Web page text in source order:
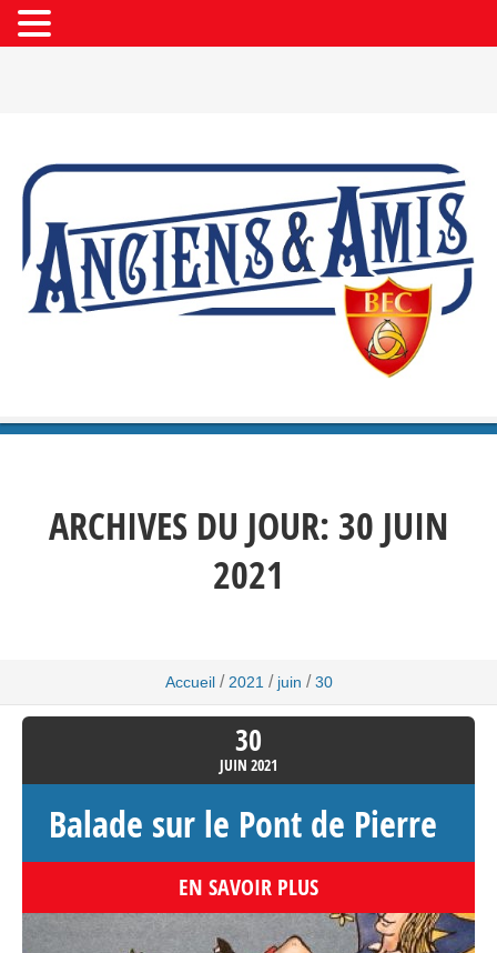
ARCHIVES DU JOUR: 30 JUIN
2021
Accueil / 2021 / juin / 30
30
JUIN 2021
Balade sur le Pont de Pierre
EN SAVOIR PLUS